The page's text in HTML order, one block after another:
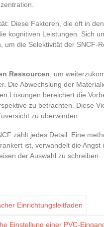
Diese Faktoren, die oft in
kognitiven Leistungen. Sich
um die Selektivität der SNCF-
Ressourcen , um
Die Abwechslung der
Lösungen bereichert die
zu betrachten. Diese
zu überwinden.
zählt jedes Detail. Eine
ist, verwandelt die Angst
der Auswahl zu schreiben.
Einrichtungsleitfaden
Einstellung einer PVC-